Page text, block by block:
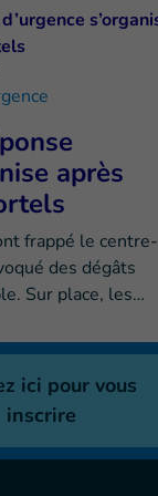
après
frappé le centre-
des dégâts
Sur place, les…
ici pour vous
inscrire